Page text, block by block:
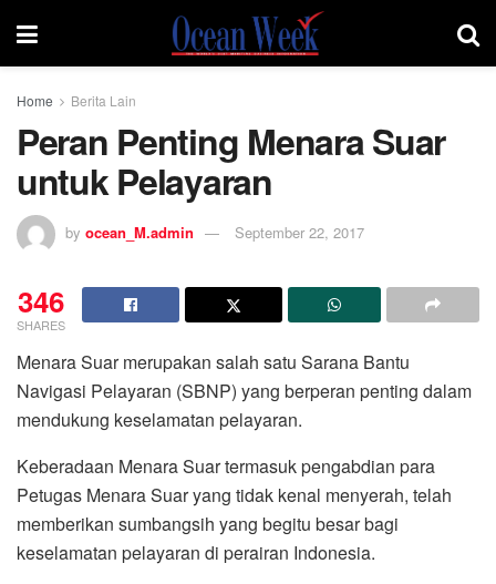
Home Berita Lain
Peran Penting Menara Suar
untuk Pelayaran
by ocean_M.admin September 22, 2017
346
SHARES
Menara Suar merupakan salah satu Sarana Bantu
Navigasi Pelayaran (SBNP) yang berperan penting dalam
mendukung keselamatan pelayaran.
Keberadaan Menara Suar termasuk pengabdian para
Petugas Menara Suar yang tidak kenal menyerah, telah
memberikan sumbangsih yang begitu besar bagi
keselamatan pelayaran di perairan Indonesia.